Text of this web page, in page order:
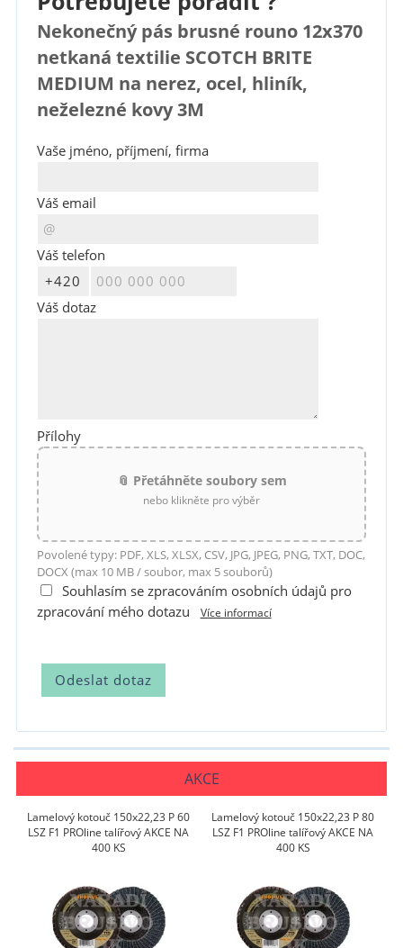
Nekonečný pás brusné rouno 12x370
netkaná textilie SCOTCH BRITE
MEDIUM na nerez, ocel, hliník,
neželezné kovy 3M
Vaše jméno, příjmení, firma
Váš email
Váš telefon
Váš dotaz
Přílohy
📎 Přetáhněte soubory sem
nebo klikněte pro výběr
Povolené typy: PDF, XLS, XLSX, CSV, JPG, JPEG, PNG, TXT, DOC,
DOCX (max 10 MB / soubor, max 5 souborů)
Souhlasím se zpracováním osobních údajů pro
zpracování mého dotazu
Více informací
AKCE
Lamelový kotouč 150x22,23 P 60
LSZ F1 PROline talířový AKCE NA
400 KS
Lamelový kotouč 150x22,23 P 80
LSZ F1 PROline talířový AKCE NA
400 KS